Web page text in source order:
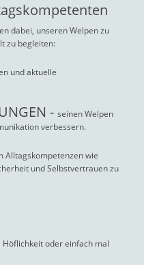
dabei, unseren Welpen zu
zu begleiten:
und aktuelle
- seinen Welpen
verbessern.
Alltagskompetenzen wie
und Selbstvertrauen zu
Höflichkeit oder einfach mal